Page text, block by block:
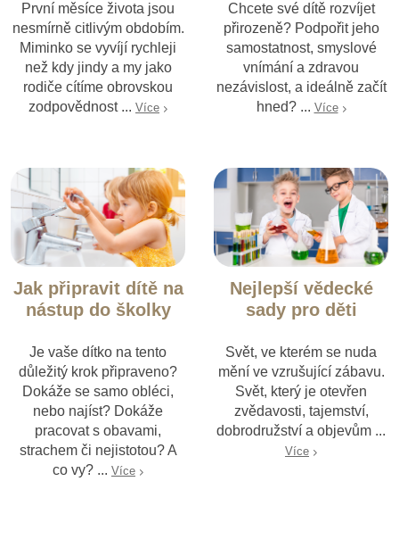
První měsíce života jsou
nesmírně citlivým obdobím.
Miminko se vyvíjí rychleji
než kdy jindy a my jako
rodiče cítíme obrovskou
zodpovědnost ... Více
Chcete své dítě rozvíjet
přirozeně? Podpořit jeho
samostatnost, smyslové
vnímání a zdravou
nezávislost, a ideálně začít
hned? ... Více
Jak připravit dítě na
nástup do školky
Je vaše dítko na tento
důležitý krok připraveno?
Dokáže se samo obléci,
nebo najíst? Dokáže
pracovat s obavami,
strachem či nejistotou? A
co vy? ... Více
Nejlepší vědecké
sady pro děti
Svět, ve kterém se nuda
mění ve vzrušující zábavu.
Svět, který je otevřen
zvědavosti, tajemství,
dobrodružství a objevům ...
Více